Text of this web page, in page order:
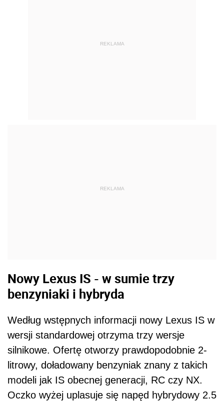
REKLAMA
REKLAMA
Nowy Lexus IS - w sumie trzy
benzyniaki i hybryda
Według wstępnych informacji nowy Lexus IS w
wersji standardowej otrzyma trzy wersje
silnikowe. Ofertę otworzy prawdopodobnie 2-
litrowy, doładowany benzyniak znany z takich
modeli jak IS obecnej generacji, RC czy NX.
Oczko wyżej uplasuje się napęd hybrydowy 2.5